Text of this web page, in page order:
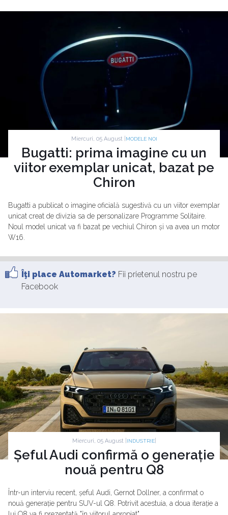
Miercuri, 05 August | MODELE NOI
Bugatti: prima imagine cu un
viitor exemplar unicat, bazat pe
Chiron
Bugatti a publicat o imagine oficială sugestivă cu un viitor exemplar
unicat creat de divizia sa de personalizare Programme Solitaire.
Noul model unicat va fi bazat pe vechiul Chiron și va avea un motor
W16.
Îţi place Automarket? Fii prietenul nostru pe
Facebook
Miercuri, 05 August | INDUSTRIE|
Șeful Audi confirmă o generație
nouă pentru Q8
Într-un interviu recent, șeful Audi, Gernot Dollner, a confirmat o
nouă generație pentru SUV-ul Q8. Potrivit acestuia, a doua iterație a